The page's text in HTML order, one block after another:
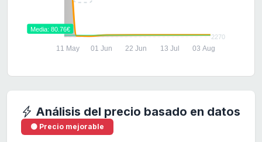
2270
11 May 01 Jun 22 Jun 13 Jul 03 Aug
Media: 80.76€
Análisis del precio basado en datos
🟡 Precio mejorable